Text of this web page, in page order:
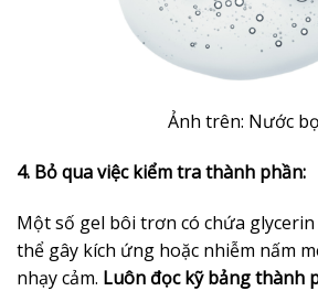
Ảnh trên: Nước
4. Bỏ qua việc kiểm tra thành phần:
Một số gel bôi trơn có chứa
thể gây kích ứng hoặc nhiễm nấm
nhạy cảm. Luôn đọc kỹ bảng thành